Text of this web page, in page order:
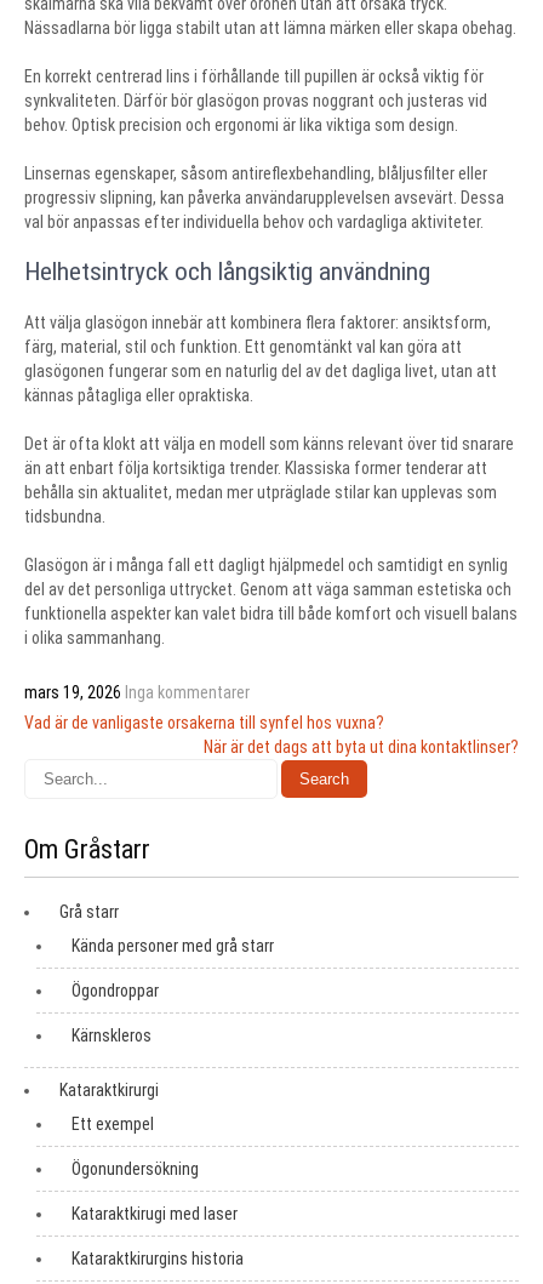
Nässadlarna bör ligga stabilt utan att lämna märken eller skapa obehag.
En korrekt centrerad lins i förhållande till pupillen är också viktig för
synkvaliteten. Därför bör glasögon provas noggrant och justeras vid
behov. Optisk precision och ergonomi är lika viktiga som design.
Linsernas egenskaper, såsom antireflexbehandling, blåljusfilter eller
progressiv slipning, kan påverka användarupplevelsen avsevärt. Dessa
val bör anpassas efter individuella behov och vardagliga aktiviteter.
Helhetsintryck och långsiktig användning
Att välja glasögon innebär att kombinera flera faktorer: ansiktsform,
färg, material, stil och funktion. Ett genomtänkt val kan göra att
glasögonen fungerar som en naturlig del av det dagliga livet, utan att
kännas påtagliga eller opraktiska.
Det är ofta klokt att välja en modell som känns relevant över tid snarare
än att enbart följa kortsiktiga trender. Klassiska former tenderar att
behålla sin aktualitet, medan mer utpräglade stilar kan upplevas som
tidsbundna.
Glasögon är i många fall ett dagligt hjälpmedel och samtidigt en synlig
del av det personliga uttrycket. Genom att väga samman estetiska och
funktionella aspekter kan valet bidra till både komfort och visuell balans
i olika sammanhang.
mars 19, 2026 Inga kommentarer
Inläggsnavigering
Vad är de vanligaste orsakerna till synfel hos vuxna?
När är det dags att byta ut dina kontaktlinser?
Om Gråstarr
Grå starr
Kända personer med grå starr
Ögondroppar
Kärnskleros
Kataraktkirurgi
Ett exempel
Ögonundersökning
Kataraktkirugi med laser
Kataraktkirurgins historia